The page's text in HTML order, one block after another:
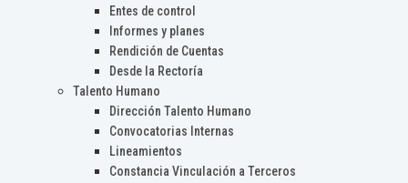
Entes de control
Informes y planes
Rendición de Cuentas
Desde la Rectoría
Talento Humano
Dirección Talento Humano
Convocatorias Internas
Lineamientos
Constancia Vinculación a Terceros